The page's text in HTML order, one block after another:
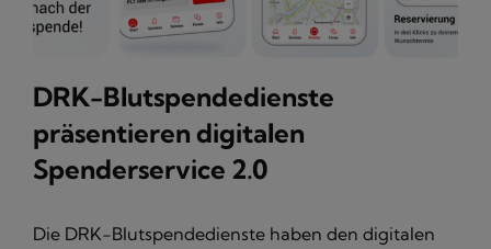
DRK-Blutspendedienste
präsentieren digitalen
Spenderservice 2.0
Die DRK-Blutspendedienste haben den digitalen